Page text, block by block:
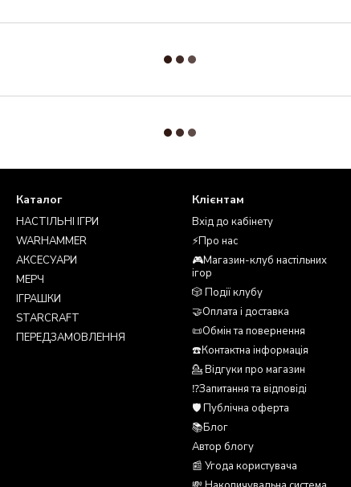
Каталог
НАСТІЛЬНІ ІГРИ
WARHAMMER
АКСЕСУАРИ
МЕРЧ
ІГРАШКИ
STARCRAFT
ПЕРЕДЗАМОВЛЕННЯ
Клієнтам
Вхід до кабінету
⚡Про нас
🎮Магазин-клуб настільних
ігор
🎲 Події клубу
🤝Оплата і доставка
📜Обмін та повернення
☎️Контактна інформація
💁 Відгуки про магазин
⁉️Запитання та відповіді
🛡️ Публічна оферта
📚Блог
Автор блогу
📰 Угода користувача